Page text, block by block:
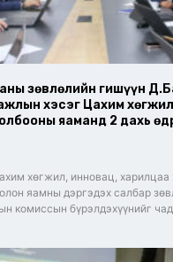
зөвлөлийн гишүүн
хэсэг Цахим
яаманд 2 дахь
хөгжил, инновац,
яамны дэргэдэх салбар
комиссын бүрэлдэхүүнийг